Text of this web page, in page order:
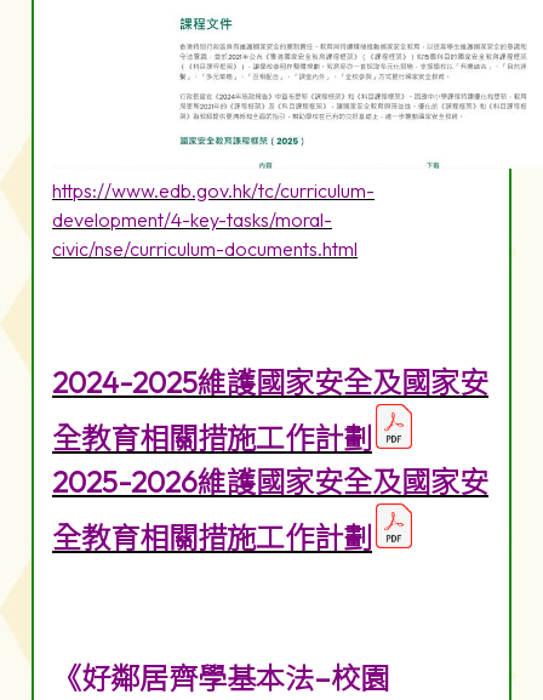
https://www.edb.gov.hk/tc/curriculum-
development/4-key-tasks/moral-
civic/nse/curriculum-documents.html
2024-2025維護國家安全及國家安
全教育相關措施工作計劃
2025-2026維護國家安全及國家安
全教育相關措施工作計劃
《好鄰居齊學基本法–校園